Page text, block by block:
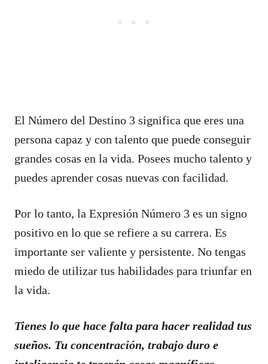
El Número del Destino 3 significa que eres una
persona capaz y con talento que puede conseguir
grandes cosas en la vida. Posees mucho talento y
puedes aprender cosas nuevas con facilidad.
Por lo tanto, la Expresión Número 3 es un signo
positivo en lo que se refiere a su carrera. Es
importante ser valiente y persistente. No tengas
miedo de utilizar tus habilidades para triunfar en
la vida.
Tienes lo que hace falta para hacer realidad tus
sueños. Tu concentración, trabajo duro e